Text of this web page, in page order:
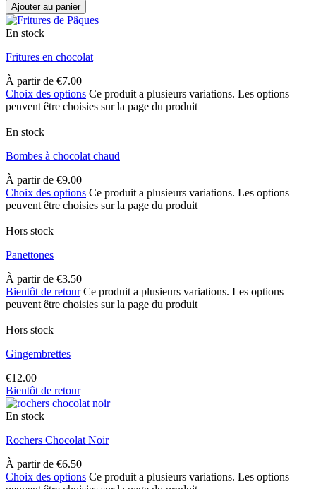
Ajouter au panier
En stock
Fritures en chocolat
À partir de €7.00
Choix des options Ce produit a plusieurs variations. Les options
peuvent être choisies sur la page du produit
En stock
Bombes à chocolat chaud
À partir de €9.00
Choix des options Ce produit a plusieurs variations. Les options
peuvent être choisies sur la page du produit
Hors stock
Panettones
À partir de €3.50
Bientôt de retour Ce produit a plusieurs variations. Les options
peuvent être choisies sur la page du produit
Hors stock
Gingembrettes
€12.00
Bientôt de retour
En stock
Rochers Chocolat Noir
À partir de €6.50
Choix des options Ce produit a plusieurs variations. Les options